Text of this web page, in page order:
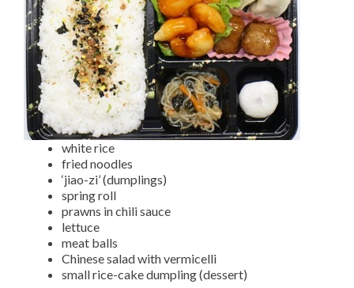
white rice
fried noodles
‘jiao-zi’ (dumplings)
spring roll
prawns in chili sauce
lettuce
meat balls
Chinese salad with vermicelli
small rice-cake dumpling (dessert)